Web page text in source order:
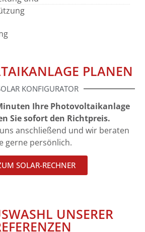
PLANEN
KONFIGURATOR
Ihre Photovoltaikanlage
Sie sofort den Richtpreis.
anschließend und wir beraten
gerne persönlich.
SOLAR-RECHNER
UNSERER